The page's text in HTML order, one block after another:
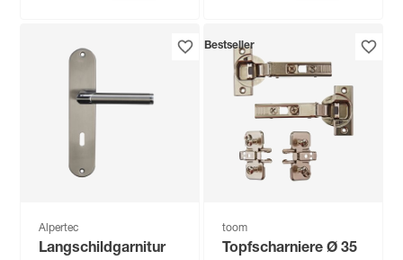
Alpertec
Langschildgarnitur
Bestseller
toom
Topfscharniere Ø 35